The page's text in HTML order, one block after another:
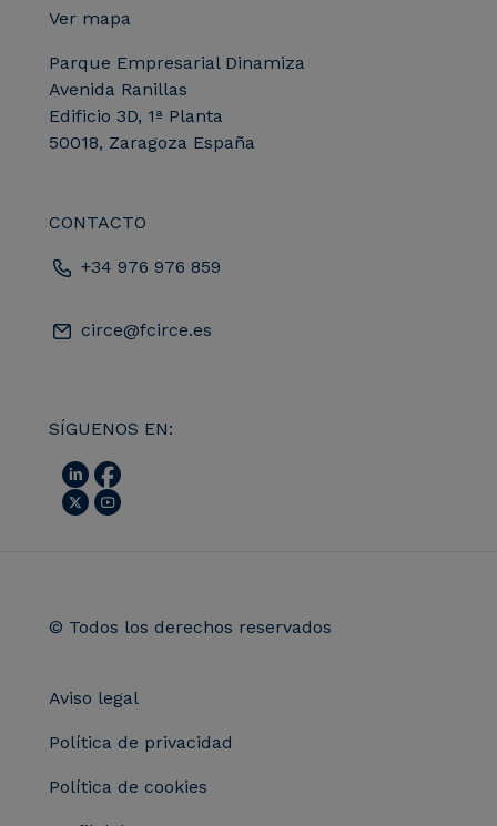
Ver mapa
Parque Empresarial Dinamiza
Avenida Ranillas
Edificio 3D, 1ª Planta
50018, Zaragoza España
CONTACTO
+34 976 976 859
circe@fcirce.es
SÍGUENOS EN:
© Todos los derechos reservados
Aviso legal
Política de privacidad
Política de cookies